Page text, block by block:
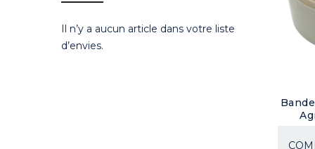
Il n’y a aucun article dans votre liste
d’envies.